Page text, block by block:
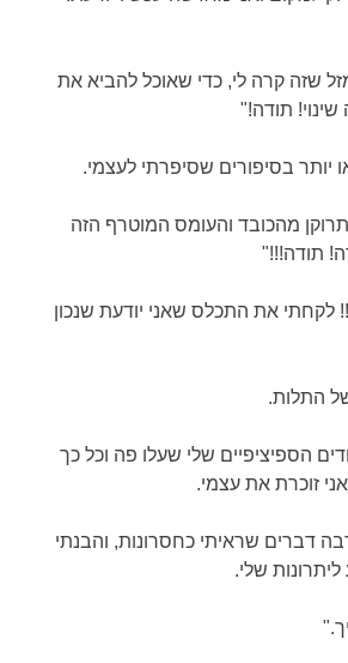
שזה קרה לי, כדי שאוכל להביא את
תודה!"
יותר בסיפורים שסיפרתי לעצמי.
מהכובד והעומס המוטרף הזה
תודה!!!"
לקחתי את התכלס שאני יודעת שנכון
התלות.
הספיציפיים שלי שעלו פה וכל כך
זוכרת את עצמי.
דברים שראיתי כחסרונות, והבנתי
שלי.